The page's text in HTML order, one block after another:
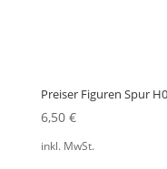
Preiser Figuren Spur
6,50 €
inkl. MwSt.